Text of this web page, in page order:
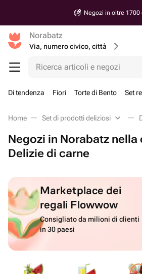
Negozi in oltre 1700
Norabatz
Via, numero civico, città
Ricerca articoli e negozi
Di tendenza Fiori Torte di Bento Set
Home Set di prodotti deliziosi
Negozi in Norabatz nella
Delizie di carne
Marketplace dei
regali Flowwow
Consigliato da milioni di clienti
in 30 paesi